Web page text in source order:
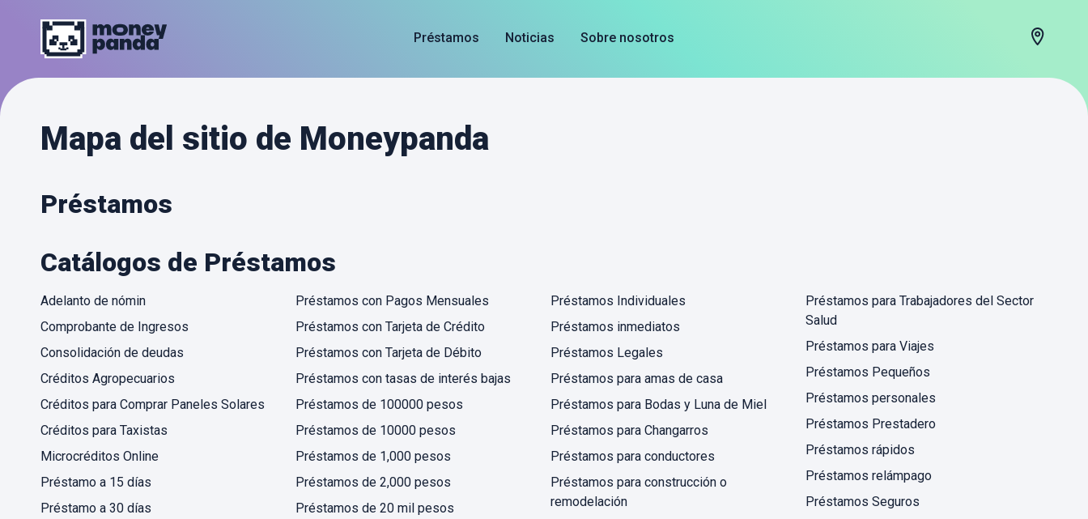
Préstamos Noticias Sobre nosotros
Mapa del sitio de Moneypanda
Préstamos
Catálogos de Préstamos
Adelanto de nómin
Comprobante de Ingresos
Consolidación de deudas
Créditos Agropecuarios
Créditos para Comprar Paneles Solares
Créditos para Taxistas
Microcréditos Online
Préstamo a 15 días
Préstamo a 30 días
Préstamos con Pagos Mensuales
Préstamos con Tarjeta de Crédito
Préstamos con Tarjeta de Débito
Préstamos con tasas de interés bajas
Préstamos de 100000 pesos
Préstamos de 10000 pesos
Préstamos de 1,000 pesos
Préstamos de 2,000 pesos
Préstamos de 20 mil pesos
Préstamos Individuales
Préstamos inmediatos
Préstamos Legales
Préstamos para amas de casa
Préstamos para Bodas y Luna de Miel
Préstamos para Changarros
Préstamos para conductores
Préstamos para construcción o
remodelación
Préstamos para Trabajadores del Sector
Salud
Préstamos para Viajes
Préstamos Pequeños
Préstamos personales
Préstamos Prestadero
Préstamos rápidos
Préstamos relámpago
Préstamos Seguros